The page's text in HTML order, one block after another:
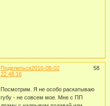
Поделиться 58
2016-08-02
22:48:16
Посмотрим. Я не особо раскатываю
губу - не совсем мое. Мне с ПП